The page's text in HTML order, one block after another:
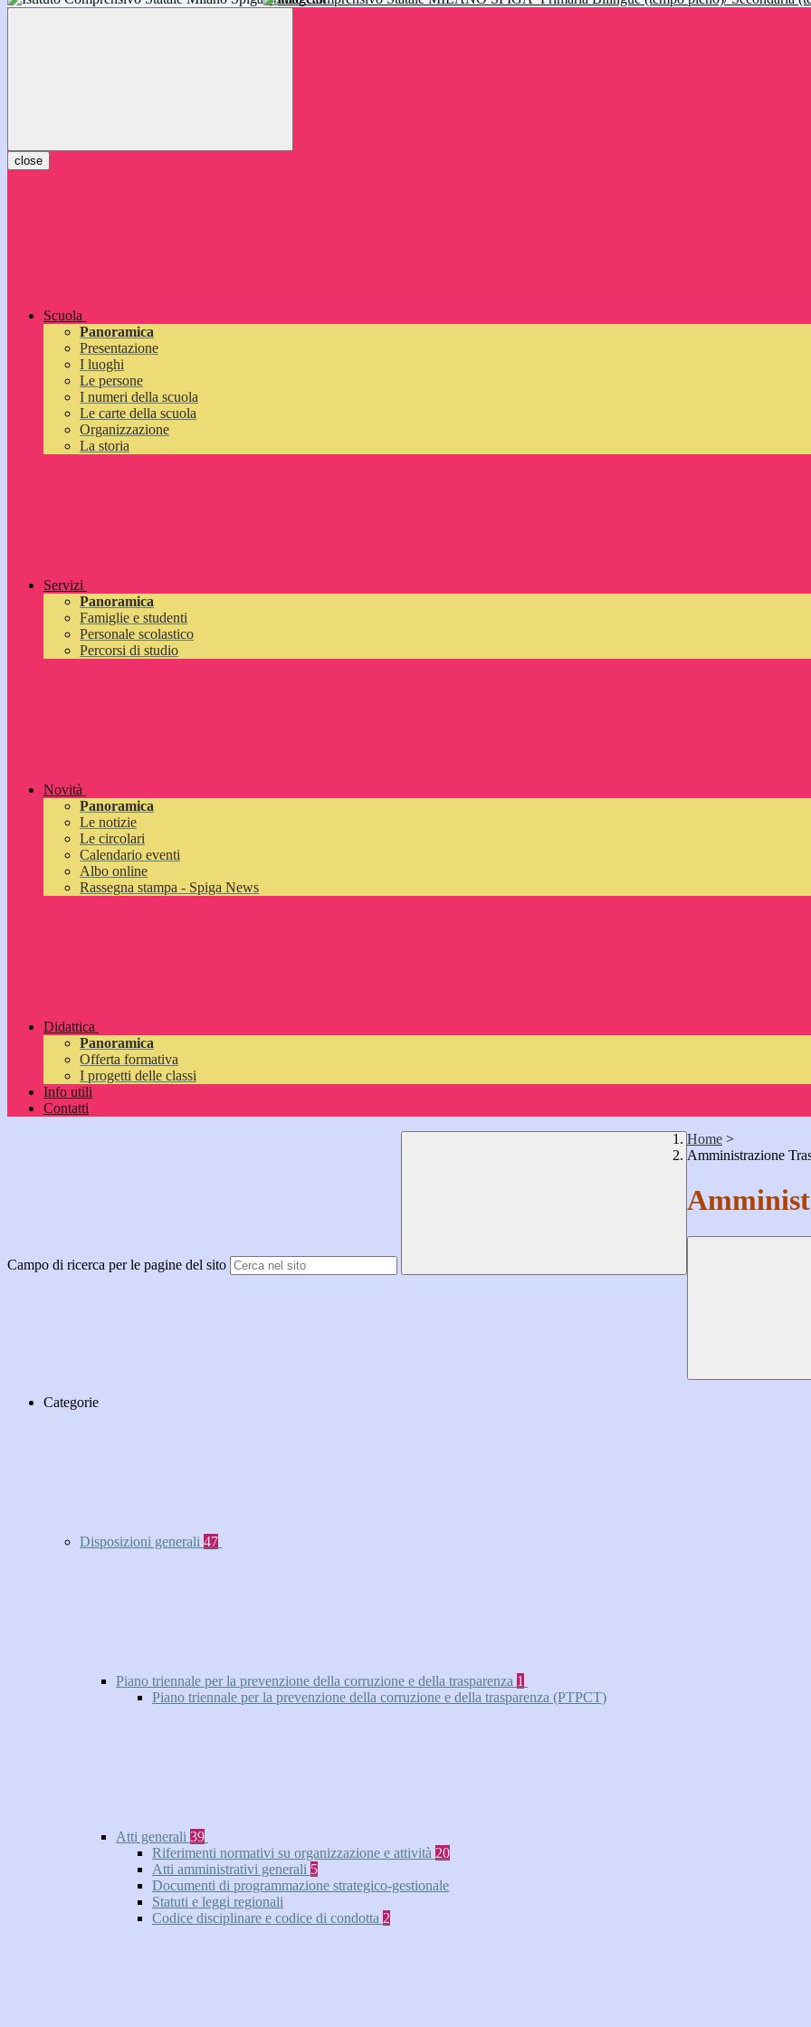
inizieranno il 14 settembre 2026: vi aspettiamo!
close
Scuola
Panoramica
Presentazione
I luoghi
Le persone
I numeri della scuola
Le carte della scuola
Organizzazione
La storia
Servizi
Panoramica
Famiglie e studenti
Personale scolastico
Percorsi di studio
Novità
Panoramica
Le notizie
Le circolari
Calendario eventi
Albo online
Rassegna stampa - Spiga News
Didattica
Panoramica
Offerta formativa
I progetti delle classi
Info utili
Contatti
Campo di ricerca per le pagine del sito
Home >
Amministrazione
Categorie
Disposizioni generali 47
Piano triennale per la prevenzione della corruzione e della trasparenza 1
Piano triennale per la prevenzione della corruzione e della trasparenza (PTPCT)
Atti generali 39
Riferimenti normativi su organizzazione e attività 20
Atti amministrativi generali 5
Documenti di programmazione strategico-gestionale
Statuti e leggi regionali
Codice disciplinare e codice di condotta 2